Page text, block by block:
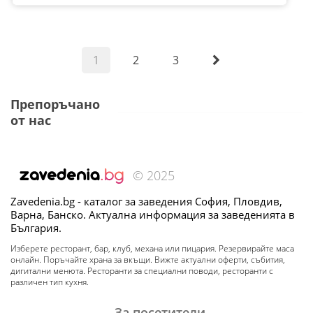
1 2 3
Препоръчано
от нас
© 2025
Zavedenia.bg - каталог за заведения София, Пловдив,
Варна, Банско. Актуална информация за заведенията в
България.
Изберете ресторант, бар, клуб, механа или пицария. Резервирайте маса
онлайн. Поръчайте храна за вкъщи. Вижте актуални оферти, събития,
дигитални менюта. Ресторанти за специални поводи, ресторанти с
различен тип кухня.